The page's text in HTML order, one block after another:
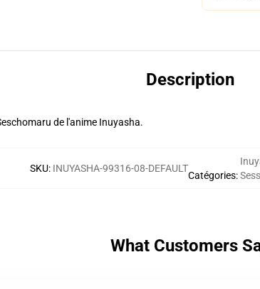
Description
de l'anime Inuyasha.
SKU: INUYASHA-99316-08-DEFAULT
Catégories:
What Customers